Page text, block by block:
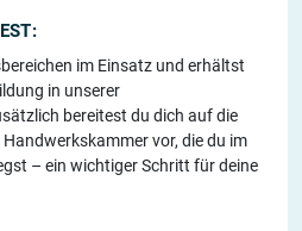
im Einsatz und erhältst
in unserer
bereitest du dich auf die
vor, die du im
– ein wichtiger Schritt für deine